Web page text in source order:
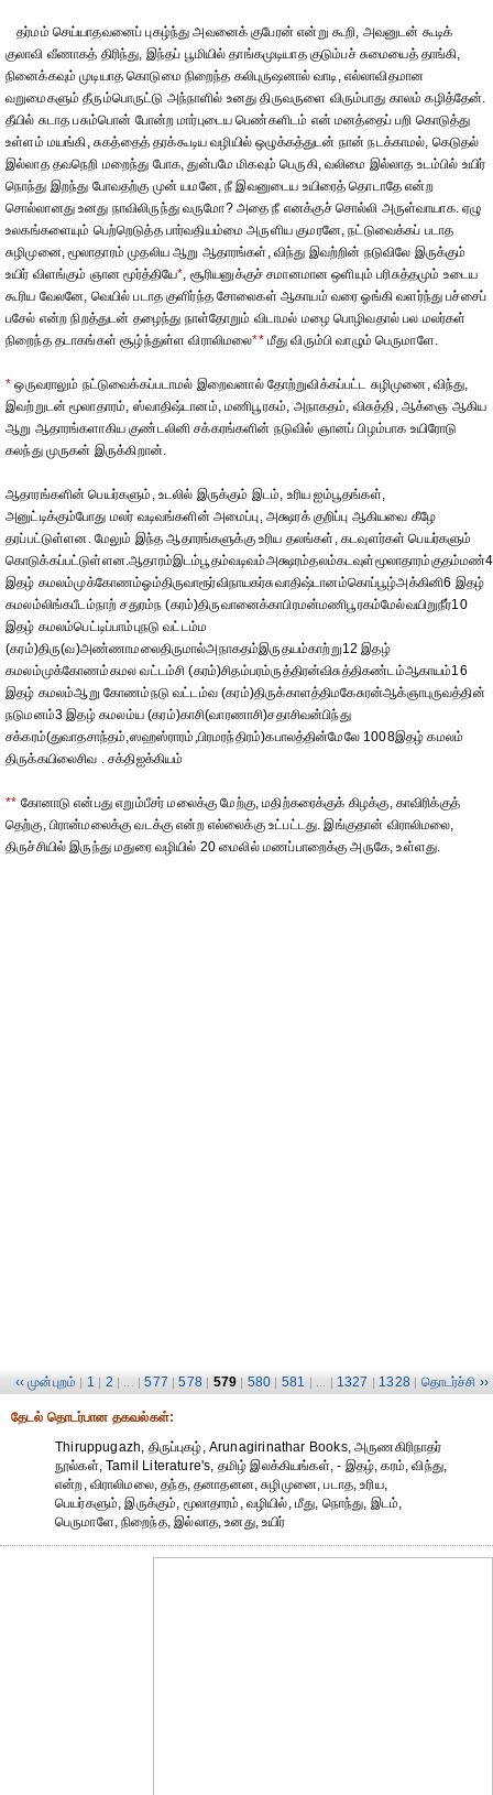
தர்மம் செய்யாதவனைப் புகழ்ந்து அவனைக் குபேரன் என்று கூறி, அவனுடன் கூடிக்
குலாவி வீணாகத் திரிந்து, இந்தப் பூமியில் தாங்கமுடியாத குடும்பச் சுமையைத் தாங்கி,
நினைக்கவும் முடியாத கொடுமை நிறைந்த கலிபுருஷனால் வாடி, எல்லாவிதமான
வறுமைகளும் தீரும்பொருட்டு அந்நாளில் உனது திருவருளை விரும்பாது காலம் கழித்தேன்.
தீயில் சுடாத பசும்பொன் போன்ற மார்புடைய பெண்களிடம் என் மனத்தைப் பறி கொடுத்து
உள்ளம் மயங்கி, சுகத்தைத் தரக்கூடிய வழியில் ஒழுக்கத்துடன் நான் நடக்காமல், கெடுதல்
இல்லாத தவநெறி மறைந்து போக, துன்பமே மிகவும் பெருகி, வலிமை இல்லாத உடம்பில் உயிர்
நொந்து இறந்து போவதற்கு முன் யமனே, நீ இவனுடைய உயிரைத் தொடாதே என்ற
சொல்லானது உனது நாவிலிருந்து வருமோ? அதை நீ எனக்குச் சொல்லி அருள்வாயாக. ஏழு
உலகங்களையும் பெற்றெடுத்த பார்வதியம்மை அருளிய குமரனே, நட்டுவைக்கப் படாத
சுழிமுனை, மூலாதாரம் முதலிய ஆறு ஆதாரங்கள், விந்து இவற்றின் நடுவிலே இருக்கும்
உயிர் விளங்கும் ஞான மூர்த்தியே*, சூரியனுக்குச் சமானமான ஒளியும் பரிசுத்தமும் உடைய
கூரிய வேலனே, வெயில் படாத குளிர்ந்த சோலைகள் ஆகாயம் வரை ஓங்கி வளர்ந்து பச்சைப்
பசேல் என்ற நிறத்துடன் தழைந்து நாள்தோறும் விடாமல் மழை பொழிவதால் பல மலர்கள்
நிறைந்த தடாகங்கள் சூழ்ந்துள்ள விராலிமலை**மீது விரும்பி வாழும் பெருமாளே.
* ஒருவராலும் நட்டுவைக்கப்படாமல் இறைவனால் தோற்றுவிக்கப்பட்ட சுழிமுனை, விந்து,
இவற்றுடன் மூலாதாரம், ஸ்வாதிஷ்டானம், மணிபூரகம், அநாகதம், விசுத்தி, ஆக்ஞை ஆகிய
ஆறு ஆதாரங்களாகிய குண்டலினி சக்கரங்களின் நடுவில் ஞானப் பிழம்பாக உயிரோடு
கலந்து முருகன் இருக்கிறான்.
ஆதாரங்களின் பெயர்களும், உடலில் இருக்கும் இடம், உரிய ஐம்பூதங்கள்,
அனுட்டிக்கும்போது மலர் வடிவங்களின் அமைப்பு, அக்ஷரக் குறிப்பு ஆகியவை கீழே
தரப்பட்டுள்ளன. மேலும் இந்த ஆதாரங்களுக்கு உரிய தலங்கள், கடவுளர்கள் பெயர்களும்
கொடுக்கப்பட்டுள்ளன.ஆதாரம்இடம்பூதம்வடிவம்அக்ஷரம்தலம்கடவுள்மூலாதாரம்குதம்மண்4
இதழ் கமலம்முக்கோணம்ஓம்திருவாரூர்விநாயகர்சுவாதிஷ்டானம்கொப்பூழ்அக்கினி6 இதழ்
கமலம்லிங்கபீடம்நாற் சதுரம்ந (கரம்)திருவானைக்காபிரமன்மணிபூரகம்மேல்வயிறுநீர்10
இதழ் கமலம்பெட்டிப்பாம்புநடு வட்டம்ம
(கரம்)திரு(வ)அண்ணாமலைதிருமால்அநாகதம்இருதயம்காற்று12 இதழ்
கமலம்முக்கோணம்கமல வட்டம்சி (கரம்)சிதம்பரம்ருத்திரன்விசுத்திகண்டம்ஆகாயம்16
இதழ் கமலம்ஆறு கோணம்நடு வட்டம்வ (கரம்)திருக்காளத்திமகேசுரன்ஆக்ஞாபுருவத்தின்
நடுமனம்3 இதழ் கமலம்ய (கரம்)காசி(வாரணாசி)சதாசிவன்பிந்து
சக்கரம்(துவாதசாந்தம்,ஸஹஸ்ராரம்,பிரமரந்திரம்)கபாலத்தின்மேலே 1008இதழ் கமலம்
திருக்கயிலைசிவ . சக்திஐக்கியம்
** கோனாடு என்பது எறும்பீசர் மலைக்கு மேற்கு, மதிற்கரைக்குக் கிழக்கு, காவிரிக்குத்
தெற்கு, பிரான்மலைக்கு வடக்கு என்ற எல்லைக்கு உட்பட்டது. இங்குதான் விராலிமலை,
திருச்சியில் இருந்து மதுரை வழியில் 20 மைலில் மணப்பாறைக்கு அருகே, உள்ளது.
‹‹ முன்புறம் | 1 | 2 | ... | 577 | 578 | 579 | 580 | 581 | ... | 1327 | 1328 | தொடர்ச்சி ››
தேட‌ல் தொட‌ர்பான தகவ‌ல்க‌ள்:
Thiruppugazh, திருப்புகழ், Arunagirinathar Books, அருணகிரிநாதர்
நூல்கள், Tamil Literature's, தமிழ் இலக்கியங்கள், - இதழ், கரம், விந்து,
என்ற, விராலிமலை, தந்த, தனாதனன, சுழிமுனை, படாத, உரிய,
பெயர்களும், இருக்கும், மூலாதாரம், வழியில், மீது, நொந்து, இடம்,
பெருமாளே, நிறைந்த, இல்லாத, உனது, உயிர்